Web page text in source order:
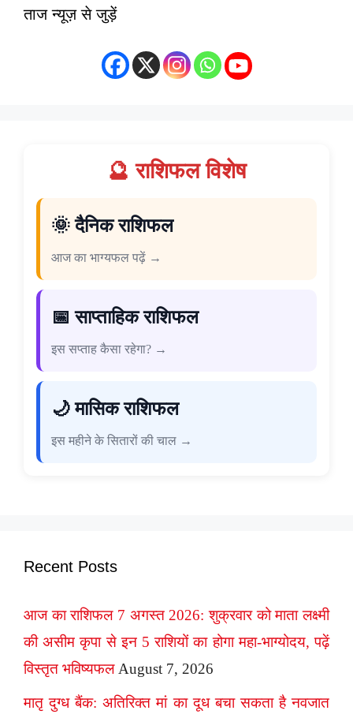
ताज न्यूज़ से जुड़ें
🔮 राशिफल विशेष
🌞 दैनिक राशिफल
आज का भाग्यफल पढ़ें →
📅 साप्ताहिक राशिफल
इस सप्ताह कैसा रहेगा? →
🌙 मासिक राशिफल
इस महीने के सितारों की चाल →
Recent Posts
आज का राशिफल 7 अगस्त 2026: शुक्रवार को माता लक्ष्मी
की असीम कृपा से इन 5 राशियों का होगा महा-भाग्योदय, पढ़ें
विस्तृत भविष्यफल August 7, 2026
मातृ दुग्ध बैंक: अतिरिक्त मां का दूध बचा सकता है नवजात